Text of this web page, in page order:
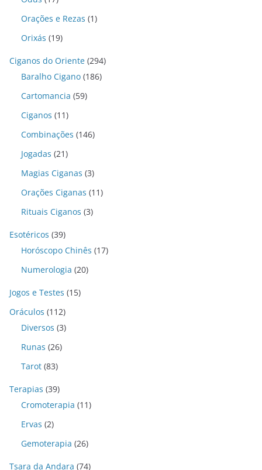
Orações e Rezas (1)
Orixás (19)
Ciganos do Oriente (294)
Baralho Cigano (186)
Cartomancia (59)
Ciganos (11)
Combinações (146)
Jogadas (21)
Magias Ciganas (3)
Orações Ciganas (11)
Rituais Ciganos (3)
Esotéricos (39)
Horóscopo Chinês (17)
Numerologia (20)
Jogos e Testes (15)
Oráculos (112)
Diversos (3)
Runas (26)
Tarot (83)
Terapias (39)
Cromoterapia (11)
Ervas (2)
Gemoterapia (26)
Tsara da Andara (74)